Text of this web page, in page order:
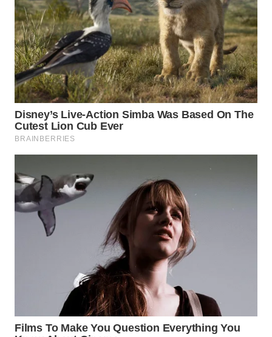
WN
CIREBON
WN
INDRAMAYU
WN
KUNINGAN
MAJALENGKA
WN
SUBANG
PURWAKARTA